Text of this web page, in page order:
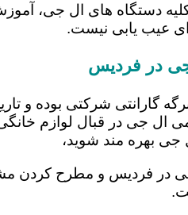
کلیه دستگاه های ال جی،
عیب یابی نیست.
در فردیس
گارانتی شرکتی بوده و
ال جی در قبال لوازم
جی بهره مند شوید،
در فردیس و مطرح کردن